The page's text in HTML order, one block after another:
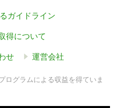
ガイドライン
得について
せ 運営会社
ログラムによる収益を得ていま